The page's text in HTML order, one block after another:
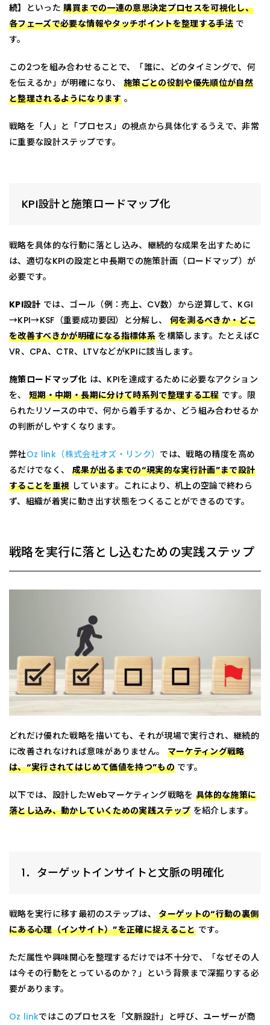
続】 といった購買までの一連の意思決定プロセスを可視化し、
各フェーズで必要な情報やタッチポイントを整理する手法 で
す。
この2つを組み合わせることで、「誰に、どのタイミングで、何
を伝えるか」が明確になり、 施策ごとの役割や優先順位が自然
と整理されるようになります。
戦略を「人」と「プロセス」の視点から具体化するうえで、非常
に重要な設計ステップです。
KPI設計と施策ロードマップ化
戦略を具体的な行動に落とし込み、継続的な成果を出すために
は、適切なKPIの設定と中長期での施策計画（ロードマップ）が
必要です。
KPI設計 では、ゴール（例：売上、CV数）から逆算して、KGI
→KPI→KSF（重要成功要因）と分解し、 何を測るべきか・どこ
を改善すべきかが明確になる指標体系を構築します。たとえばC
VR、CPA、CTR、LTVなどがKPIに該当します。
施策ロードマップ化 は、KPIを達成するために必要なアクション
を、短期・中期・長期に分けて時系列で整理する工程です。限
られたリソースの中で、何から着手するか、どう組み合わせるか
の判断がしやすくなります。
弊社Oz link（株式会社オズ・リンク） では、戦略の精度を高め
るだけでなく、 成果が出るまでの“現実的な実行計画”まで設計
することを重視 しています。これにより、机上の空論で終わら
ず、組織が着実に動き出す状態をつくることができるのです。
戦略を実行に落とし込むための実践ステップ
どれだけ優れた戦略を描いても、それが現場で実行され、継続的
に改善されなければ意味がありません。 マーケティング戦略
は、“実行されてはじめて価値を持つ”もの です。
以下では、設計したWebマーケティング戦略を具体的な施策に
落とし込み、動かしていくための実践ステップ を紹介します。
1．ターゲットインサイトと文脈の明確化
戦略を実行に移す最初のステップは、ターゲットの“行動の裏側
にある心理（インサイト）”を正確に捉えることです。
ただ属性や興味関心を整理するだけでは不十分で、「なぜその人
は今その行動をとっているのか？」という背景まで深掘りする必
要があります。
Oz linkではこのプロセスを「文脈設計」と呼び、ユーザーが商